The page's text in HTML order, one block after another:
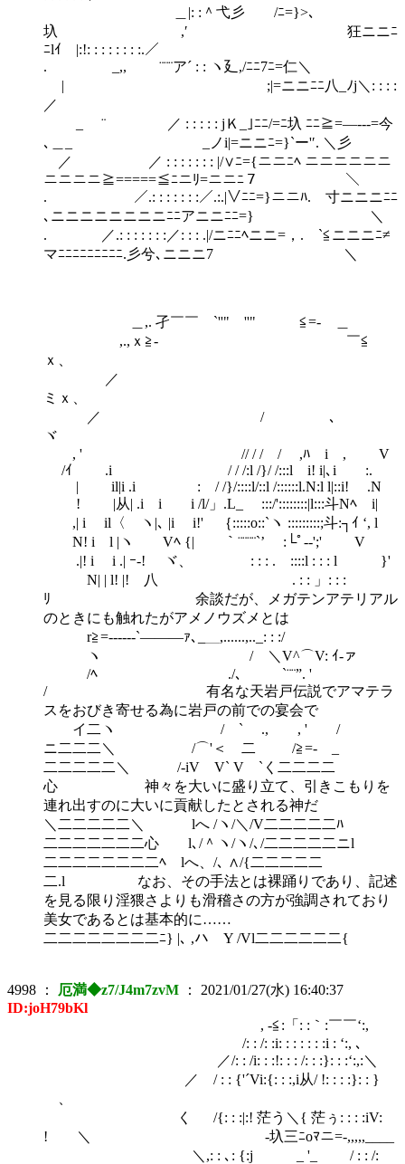
＿|: :＾弋彡 /ﾆ=}>､
圦 ,′ 狂ニニﾆ
ﾆlｲ |:!: : : : : : : :.／
. _,, ¨¨¨ア´ : : ヽ廴,/ﾆﾆ7ﾆ=仁＼
| ;|=ニニﾆﾆ八_ﾉj＼: : : :
／
_ ¨ ／ : : : : : jＫ_｣ﾆﾆ/=ﾆ圦 ﾆﾆ≧=―---=今
､＿_ _ノi|=ニニﾆ=}`ー'′. ＼彡
／ ／ : : : : : : : |/∨ﾆ={ニニﾆﾍ ニニニニニニ
ニニニニ≧=====≦ﾆニﾘ=ニニﾆ７ ＼
. ／.: : : : : : :／.:.|∨ﾆﾆ=}ニニﾊ. 寸ニニニﾆﾆ
､ニニニニニニニニﾆﾆアニニﾆﾆ=} ＼
. ／.: : : : : : :／: : : .|/ニﾆﾆﾍニニ=，. `≦ニニニﾆ≠
マﾆﾆﾆﾆﾆﾆﾆﾆﾆ.彡兮､ニニニ7 ＼
＿,. 孑￣￣ `''" ''" ≦=- ＿
,.,ｘ≧- ￣≦
ｘ、
／
ミｘ、
／ / ､
ヾ
, ' // / / / ,ﾊ i , V
/ｲ .i / / /:l /}/ /:::l i! i|､i :.
| il|i .i : / /}/::::l/::l /::::::l.N:l l|::i! .N
! |从| .i i i /l/」.L_ :::/'::::::::|l:::斗Nﾍ i|
,| i il〈 ヽ|､ |i i!' ｛:::::o::`ヽ :::::::::;斗:┐ｲ ‘, l
N! i l |ヽ Vﾍ {| ｀¨¨¨¨`’ :└ﾟ-‐';' V
.|! i i .| ｰ-! ヾ、 : : : . ::::l : : : l }'
N| | l! |! 八 . : : 」: : :
ﾘ 余談だが、メガテンアテリアル
のときにも触れたがアメノウズメとは
r≧=------`―――ｧ､_＿,......,.._: : :/
ヽ / ＼V^⌒V: ｲ-ァ
/ﾍ ./、 `¨¨”. '
/ 有名な天岩戸伝説でアマテラ
スをおびき寄せる為に岩戸の前での宴会で
イ二ヽ / ` ., , ' /
ニ二二二＼ /⌒'＜ 二 /≧=- _
二二二二二＼ /-iV V` V `く二二二二
心 神々を大いに盛り立て、引きこもりを
連れ出すのに大いに貢献したとされる神だ
＼二二二二二＼ lへ /ヽ/＼/V二二二二二ﾊ
二二二二二二二心 l､/＾ヽ/ヽ/､/二二二二二ニl
二二二二二二二二ﾍ lへ、/､ ∧/{二二二二二
二.l なお、その手法とは裸踊りであり、記述
を見る限り淫猥さよりも滑稽さの方が強調されており
美女であるとは基本的に……
二二二二二二二二ﾆ} |､ ,ハ Y /Vl二二二二二二{
4998 ： 厄満◆z7/J4m7zvM ： 2021/01/27(水) 16:40:37
ID:joH79bKl
, -≦:「: :｀:￣￣‘:,
/: : /: :i: : : : : : :i : ‘:, ､
／/: : /i: : :!: : : /: : :}: : :‘:,:＼
／ / : : {'´Vi:{: : :,i从/ !: : : :}: : }
く /{: : :|:! 茫う＼{ 茫ぅ: : : :iV:
! ＼ ‐圦三ﾆoﾏニ=-,,,,,____
＼,: : ､: {:j _ '_ / : : /: